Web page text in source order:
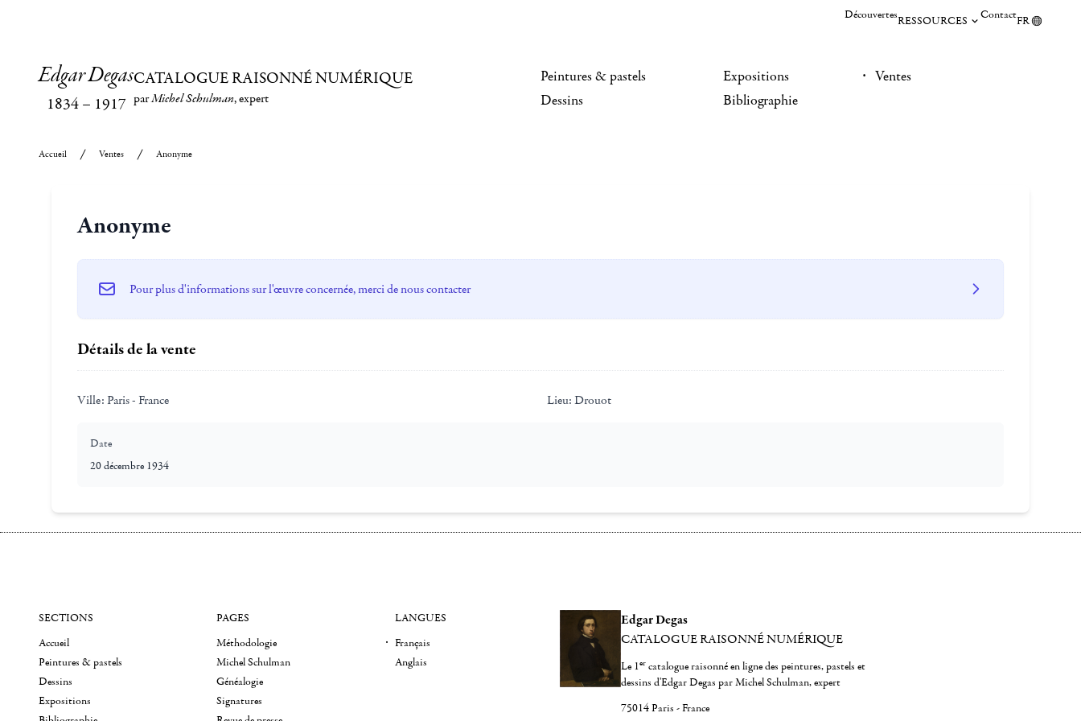
DécouvertesRESSOURCES ContactFR
Edgar Degas
1834– 1917
CATALOGUE RAISONNÉ NUMÉRIQUE
parMichel Schulman, expert
Peintures & pastels
Dessins
Expositions
Bibliographie
Ventes
Accueil Ventes Anonyme
Anonyme
Pour plus d'informations sur l'œuvre concernée, merci de nous contacter
Détails de la vente
Ville: Paris - France Lieu: Drouot
Date
20 décembre 1934
Edgar Degas
CATALOGUE RAISONNÉ NUMÉRIQUE
Le 1er catalogue raisonné en ligne des peintures, pastels et
dessins d'Edgar Degas par Michel Schulman, expert
75014 Paris - France
SECTIONS
Accueil
Peintures & pastels
Dessins
Expositions
PAGES
Méthodologie
Michel Schulman
Généalogie
Signatures
LANGUES
Français
Anglais